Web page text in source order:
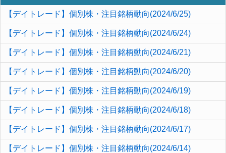
【デイトレード】個別株・注目銘柄動向(2024/6/25)
【デイトレード】個別株・注目銘柄動向(2024/6/24)
【デイトレード】個別株・注目銘柄動向(2024/6/21)
【デイトレード】個別株・注目銘柄動向(2024/6/20)
【デイトレード】個別株・注目銘柄動向(2024/6/19)
【デイトレード】個別株・注目銘柄動向(2024/6/18)
【デイトレード】個別株・注目銘柄動向(2024/6/17)
【デイトレード】個別株・注目銘柄動向(2024/6/14)